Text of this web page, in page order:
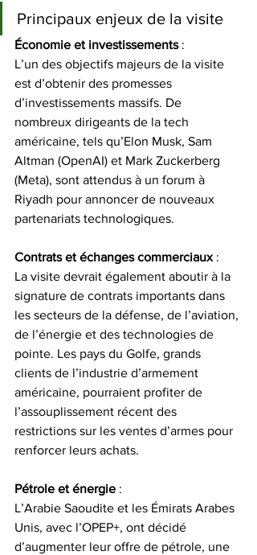
Principaux enjeux de la visite
Économie et investissements :
L’un des objectifs majeurs de la visite
est d’obtenir des promesses
d’investissements massifs. De
nombreux dirigeants de la tech
américaine, tels qu’Elon Musk, Sam
Altman (OpenAI) et Mark Zuckerberg
(Meta), sont attendus à un forum à
Riyadh pour annoncer de nouveaux
partenariats technologiques.
Contrats et échanges commerciaux :
La visite devrait également aboutir à la
signature de contrats importants dans
les secteurs de la défense, de l’aviation,
de l’énergie et des technologies de
pointe. Les pays du Golfe, grands
clients de l’industrie d’armement
américaine, pourraient profiter de
l’assouplissement récent des
restrictions sur les ventes d’armes pour
renforcer leurs achats.
Pétrole et énergie :
L’Arabie Saoudite et les Émirats Arabes
Unis, avec l’OPEP+, ont décidé
d’augmenter leur offre de pétrole, une